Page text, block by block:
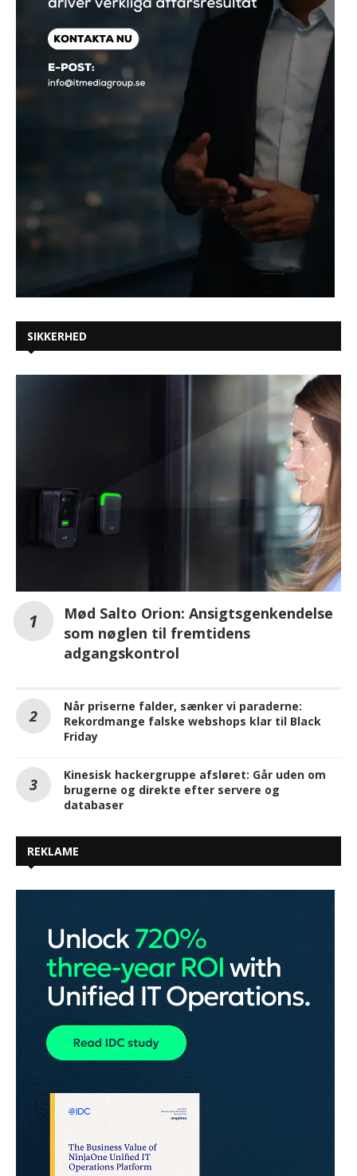
SIKKERHED
Mød Salto Orion: Ansigtsgenkendelse
som nøglen til fremtidens
adgangskontrol
Når priserne falder, sænker vi paraderne:
Rekordmange falske webshops klar til Black
Friday
Kinesisk hackergruppe afsløret: Går uden om
brugerne og direkte efter servere og
databaser
REKLAME